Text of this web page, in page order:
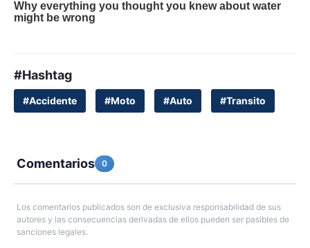
#Hashtag
#Accidente #Moto #Auto #Transito
Comentarios 0
Los comentarios publicados son de exclusiva responsabilidad de sus
autores y las consecuencias derivadas de ellos pueden ser pasibles de
sanciones legales.